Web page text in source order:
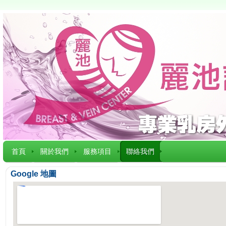
首頁 關於我們 服務項目 聯絡我們
Google 地圖